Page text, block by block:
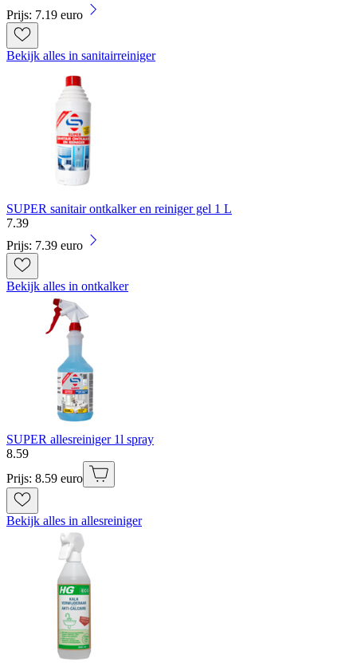
Prijs: 7.19 euro
Bekijk alles in sanitairreiniger
SUPER sanitair ontkalker en reiniger gel 1 L
7.39
Prijs: 7.39 euro
Bekijk alles in ontkalker
SUPER allesreiniger 1l spray
8.59
Prijs: 8.59 euro
Bekijk alles in allesreiniger